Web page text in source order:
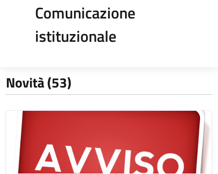
Comunicazione
istituzionale
Novità (53)